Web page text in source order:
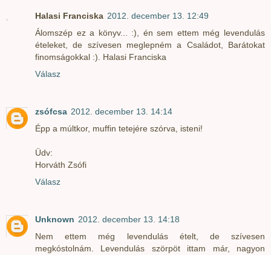
Halasi Franciska 2012. december 13. 12:49
Álomszép ez a könyv... :), én sem ettem még levendulás
ételeket, de szívesen meglepném a Családot, Barátokat
finomságokkal :). Halasi Franciska
Válasz
zsófcsa 2012. december 13. 14:14
Épp a múltkor, muffin tetejére szórva, isteni!
Üdv:
Horváth Zsófi
Válasz
Unknown 2012. december 13. 14:18
Nem ettem még levendulás ételt, de szívesen
megkóstolnám. Levendulás szörpöt ittam már, nagyon